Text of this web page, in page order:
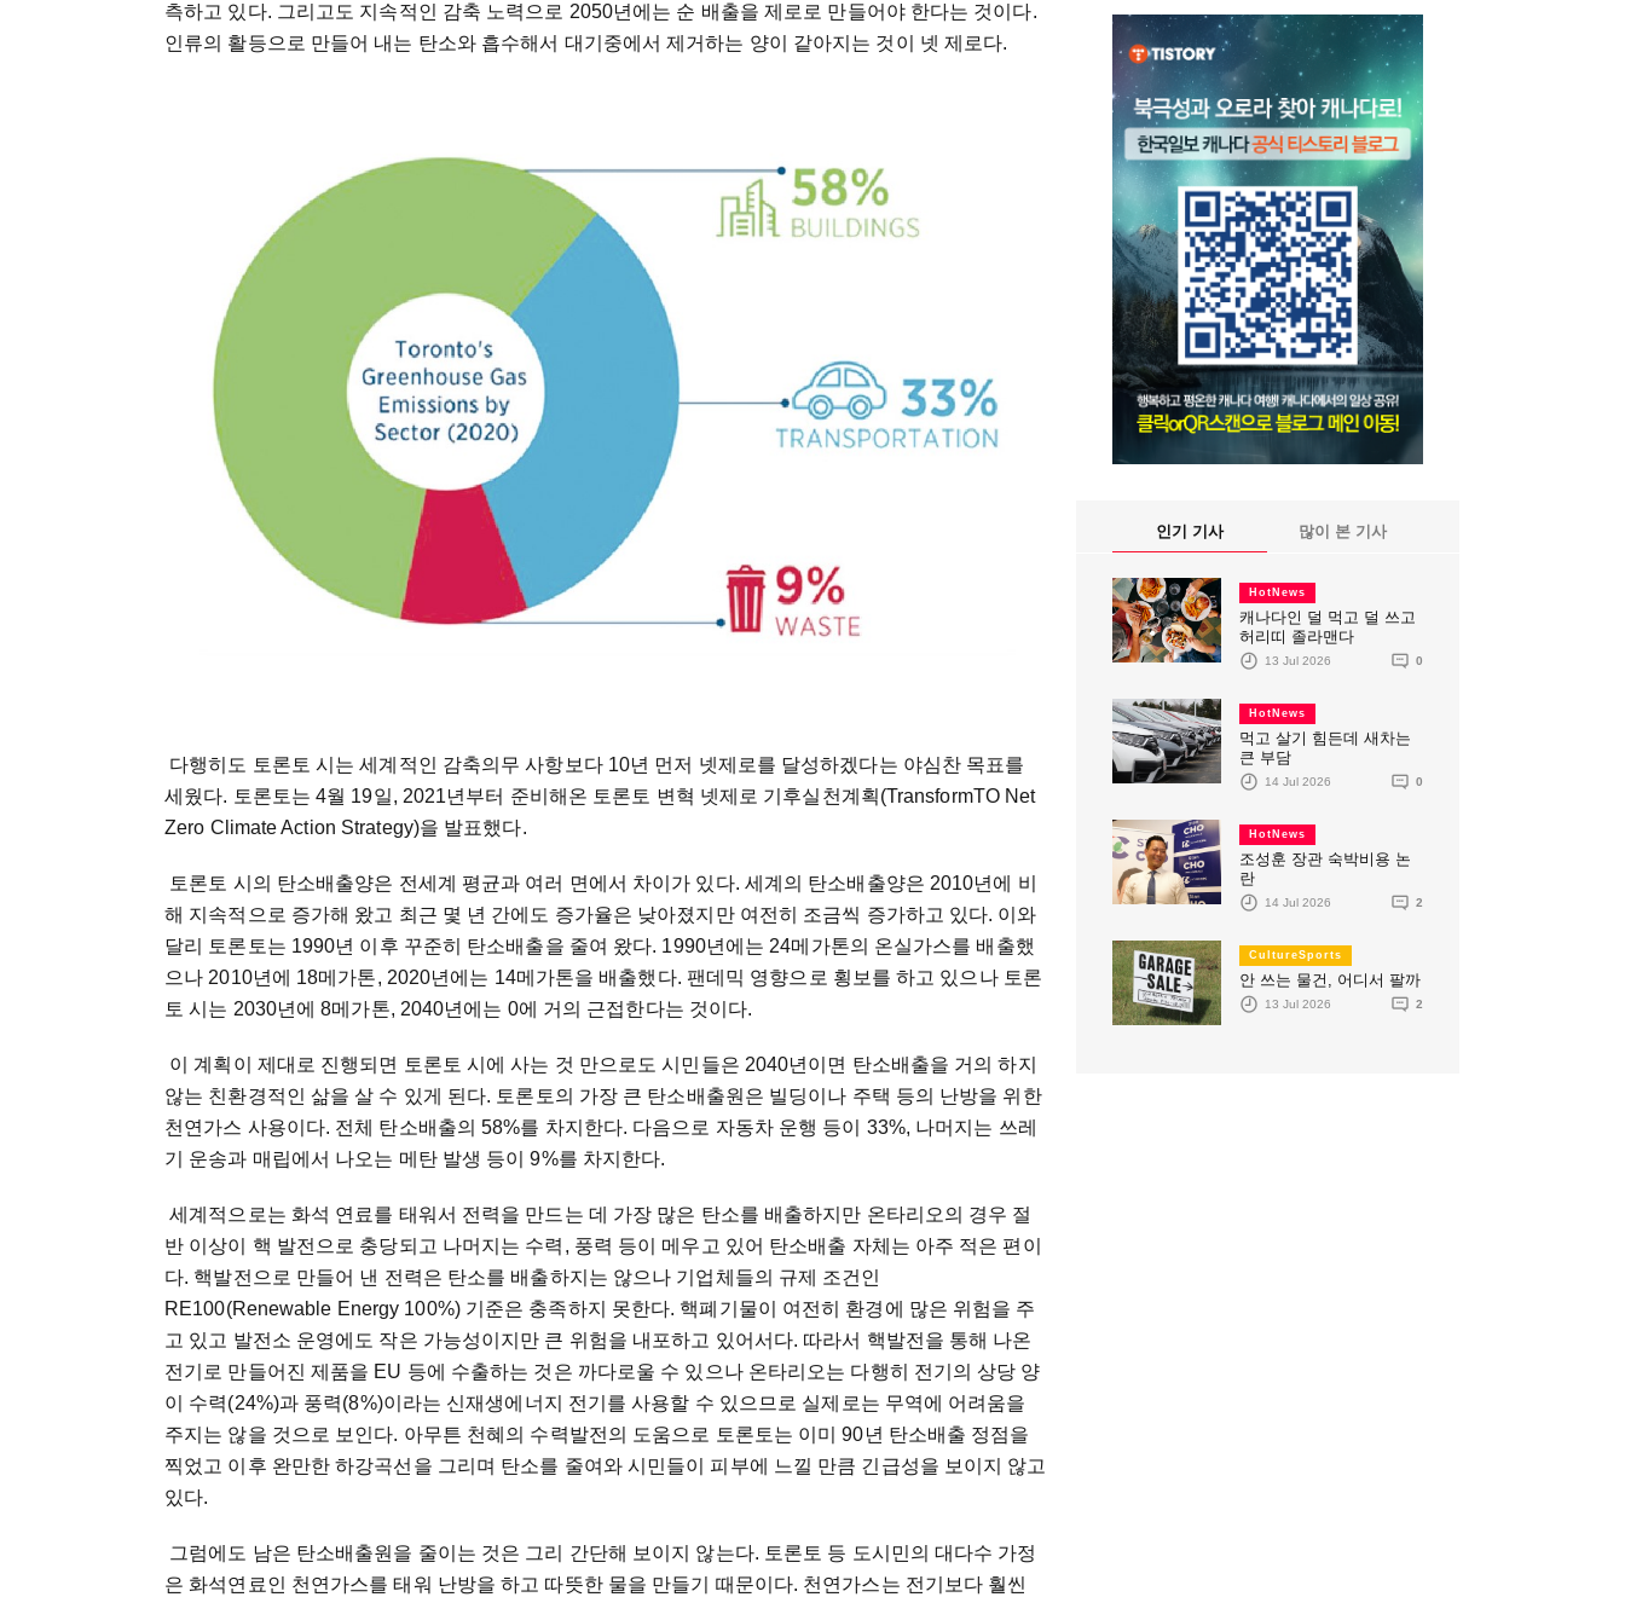
측하고 있다. 그리고도 지속적인 감축 노력으로 2050년에는 순 배출을 제로로 만들어야 한다는 것이다.
인류의 활등으로 만들어 내는 탄소와 흡수해서 대기중에서 제거하는 양이 같아지는 것이 넷 제로다.
다행히도 토론토 시는 세계적인 감축의무 사항보다 10년 먼저 넷제로를 달성하겠다는 야심찬 목표를
세웠다. 토론토는 4월 19일, 2021년부터 준비해온 토론토 변혁 넷제로 기후실천계획(TransformTO Net
Zero Climate Action Strategy)을 발표했다.
토론토 시의 탄소배출양은 전세계 평균과 여러 면에서 차이가 있다. 세계의 탄소배출양은 2010년에 비
해 지속적으로 증가해 왔고 최근 몇 년 간에도 증가율은 낮아졌지만 여전히 조금씩 증가하고 있다. 이와
달리 토론토는 1990년 이후 꾸준히 탄소배출을 줄여 왔다. 1990년에는 24메가톤의 온실가스를 배출했
으나 2010년에 18메가톤, 2020년에는 14메가톤을 배출했다. 팬데믹 영향으로 횡보를 하고 있으나 토론
토 시는 2030년에 8메가톤, 2040년에는 0에 거의 근접한다는 것이다.
이 계획이 제대로 진행되면 토론토 시에 사는 것 만으로도 시민들은 2040년이면 탄소배출을 거의 하지
않는 친환경적인 삶을 살 수 있게 된다. 토론토의 가장 큰 탄소배출원은 빌딩이나 주택 등의 난방을 위한
천연가스 사용이다. 전체 탄소배출의 58%를 차지한다. 다음으로 자동차 운행 등이 33%, 나머지는 쓰레
기 운송과 매립에서 나오는 메탄 발생 등이 9%를 차지한다.
세계적으로는 화석 연료를 태워서 전력을 만드는 데 가장 많은 탄소를 배출하지만 온타리오의 경우 절
반 이상이 핵 발전으로 충당되고 나머지는 수력, 풍력 등이 메우고 있어 탄소배출 자체는 아주 적은 편이
다. 핵발전으로 만들어 낸 전력은 탄소를 배출하지는 않으나 기업체들의 규제 조건인
RE100(Renewable Energy 100%) 기준은 충족하지 못한다. 핵폐기물이 여전히 환경에 많은 위험을 주
고 있고 발전소 운영에도 작은 가능성이지만 큰 위험을 내포하고 있어서다. 따라서 핵발전을 통해 나온
전기로 만들어진 제품을 EU 등에 수출하는 것은 까다로울 수 있으나 온타리오는 다행히 전기의 상당 양
이 수력(24%)과 풍력(8%)이라는 신재생에너지 전기를 사용할 수 있으므로 실제로는 무역에 어려움을
주지는 않을 것으로 보인다. 아무튼 천혜의 수력발전의 도움으로 토론토는 이미 90년 탄소배출 정점을
찍었고 이후 완만한 하강곡선을 그리며 탄소를 줄여와 시민들이 피부에 느낄 만큼 긴급성을 보이지 않고
있다.
그럼에도 남은 탄소배출원을 줄이는 것은 그리 간단해 보이지 않는다. 토론토 등 도시민의 대다수 가정
은 화석연료인 천연가스를 태워 난방을 하고 따뜻한 물을 만들기 때문이다. 천연가스는 전기보다 훨씬
인기 기사 많이 본 기사
HotNews
캐나다인 덜 먹고 덜 쓰고
허리띠 졸라맨다
13 Jul 2026 0
HotNews
먹고 살기 힘든데 새차는
큰 부담
14 Jul 2026 0
HotNews
조성훈 장관 숙박비용 논
란
14 Jul 2026 2
CultureSports
안 쓰는 물건, 어디서 팔까
13 Jul 2026 2